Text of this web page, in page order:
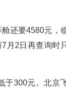
还要4580元，
月2日再查询时
于300元。北京